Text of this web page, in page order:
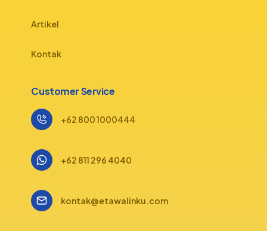
Artikel
Kontak
Customer Service
+62 800 1000444
+62 811 296 4040
kontak@etawalinku.com